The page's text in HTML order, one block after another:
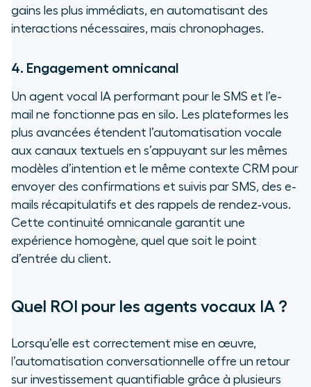
gains les plus immédiats, en automatisant des
interactions nécessaires, mais chronophages.
4. Engagement omnicanal
Un agent vocal IA performant pour le SMS et l’e-
mail ne fonctionne pas en silo. Les plateformes les
plus avancées étendent l’automatisation vocale
aux canaux textuels en s’appuyant sur les mêmes
modèles d’intention et le même contexte CRM pour
envoyer des confirmations et suivis par SMS, des e-
mails récapitulatifs et des rappels de rendez‑vous.
Cette continuité omnicanale garantit une
expérience homogène, quel que soit le point
d’entrée du client.
Quel ROI pour les agents vocaux IA ?
Lorsqu’elle est correctement mise en œuvre,
l’automatisation conversationnelle offre un retour
sur investissement quantifiable grâce à plusieurs